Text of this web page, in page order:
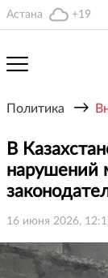
Астана +19
Политика →
В
нарушений
16 июня 2026,